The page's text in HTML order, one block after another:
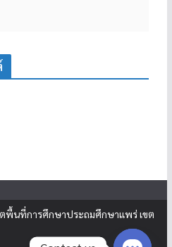
ตพื้นที่การศึกษาประถมศึกษาแพร่ เขต